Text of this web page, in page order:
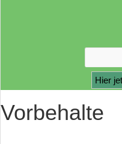
Vorbehalte